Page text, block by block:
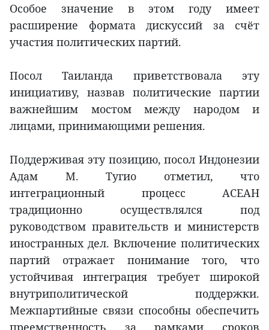
Особое значение в этом году имеет
расширение формата дискуссий за счёт
участия политических партий.
Посол Таиланда приветствовала эту
инициативу, назвав политические партии
важнейшим мостом между народом и
лицами, принимающими решения.
Поддерживая эту позицию, посол Индонезии
Адам М. Тугио отметил, что
интеграционный процесс АСЕАН
традиционно осуществлялся под
руководством правительств и министерств
иностранных дел. Включение политических
партий отражает понимание того, что
устойчивая интеграция требует широкой
внутриполитической поддержки.
Межпартийные связи способны обеспечить
преемственность за рамками сроков